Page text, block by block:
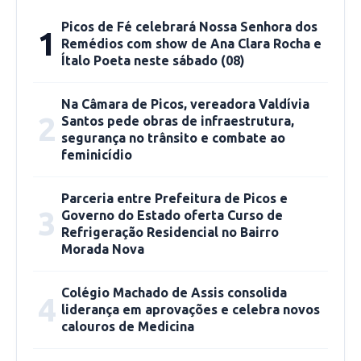
“Neste semestre que se iniciará em 20/05,
teremos internato em 3 áreas: Internato em
Clínica Médica I; e Internato em Clínica Toco-
Ginecologica, todos de com carga horária de
300 horas. Cada um tem sua semana padrão,
destaca Patrícia Batista.
Segundo Silvana Silvestre, Coordenadora de
mobilização da Pró-Reitoria, com ajustes no
Projeto Pedagógico do curso feito pelo setor
de Currículos da PREG, além da viabilização de
1
Picos de Fé celebrará Nossa Senhora dos
Remédios com show de Ana Clara Rocha e
Ítalo Poeta neste sábado (08)
2
Na Câmara de Picos, vereadora Valdívia
Santos pede obras de infraestrutura,
segurança no trânsito e combate ao
feminicídio
3
Parceria entre Prefeitura de Picos e
Governo do Estado oferta Curso de
Refrigeração Residencial no Bairro
Morada Nova
4 Colégio Machado de Assis consolida
liderança em aprovações e celebra novos
calouros de Medicina